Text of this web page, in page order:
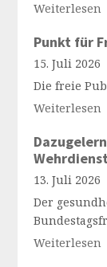
Weiterlesen
Punkt für
15. Juli 2026
Die freie
Weiterlesen
13. Juli 2026
Der
Weiterlesen